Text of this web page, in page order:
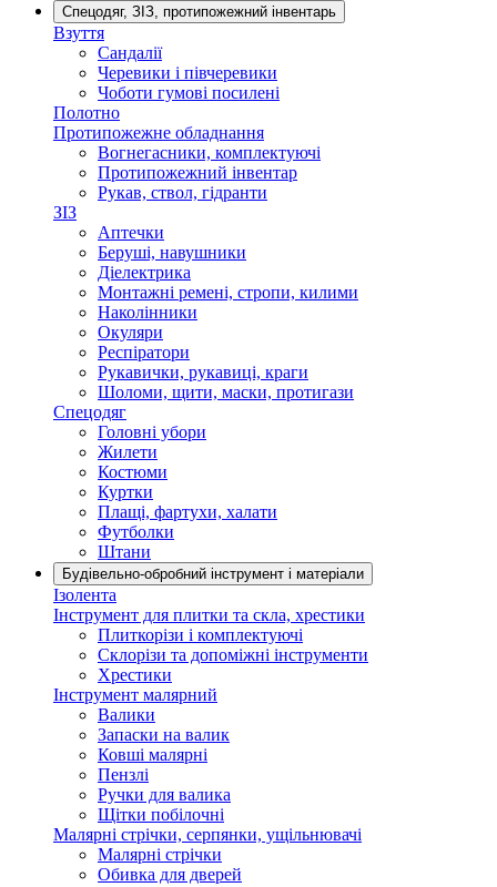
Спецодяг, ЗІЗ, протипожежний інвентарь
Взуття
Сандалії
Черевики і півчеревики
Чоботи гумові посилені
Полотно
Протипожежне обладнання
Вогнегасники, комплектуючі
Протипожежний інвентар
Рукав, ствол, гідранти
ЗІЗ
Аптечки
Беруші, навушники
Діелектрика
Монтажні ремені, стропи, килими
Наколінники
Окуляри
Респіратори
Рукавички, рукавиці, краги
Шоломи, щити, маски, протигази
Спецодяг
Головні убори
Жилети
Костюми
Куртки
Плащі, фартухи, халати
Футболки
Штани
Будівельно-обробний інструмент і матеріали
Ізолента
Інструмент для плитки та скла, хрестики
Плиткорізи і комплектуючі
Склорізи та допоміжні інструменти
Хрестики
Інструмент малярний
Валики
Запаски на валик
Ковші малярні
Пензлі
Ручки для валика
Щітки побілочні
Малярні стрічки, серпянки, ущільнювачі
Малярні стрічки
Обивка для дверей